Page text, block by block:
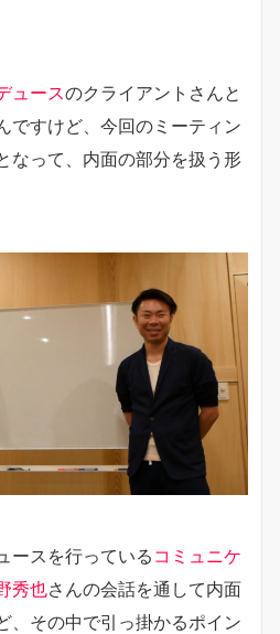
ュースのクライアントさんと
ですけど、今回のミーティン
なって、内面の部分を扱う形
ースを行っている コミュニケ
秀也さんの会話を通して内面
、その中で引っ掛かるポイン